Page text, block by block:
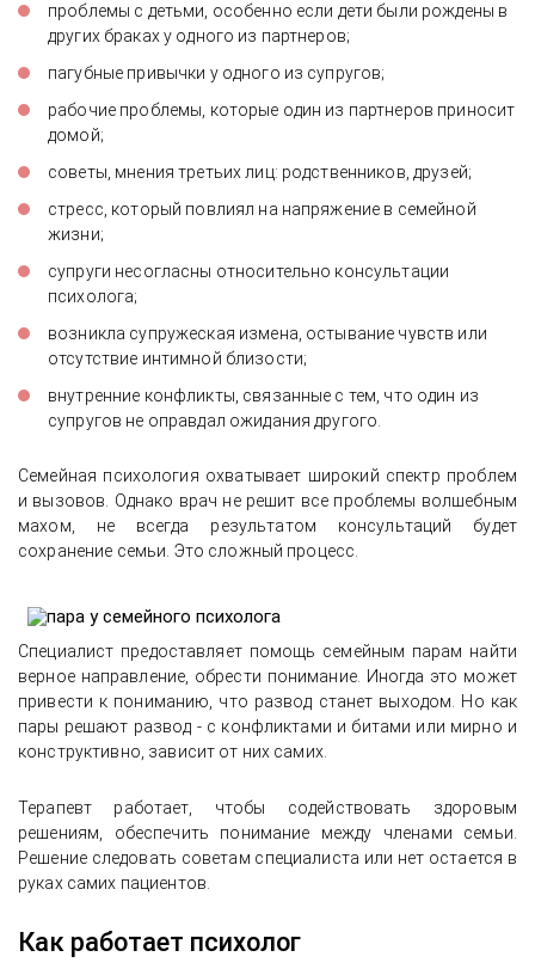
проблемы с детьми, особенно если дети были рождены в
других браках у одного из партнеров;
пагубные привычки у одного из супругов;
рабочие проблемы, которые один из партнеров приносит
домой;
советы, мнения третьих лиц: родственников, друзей;
стресс, который повлиял на напряжение в семейной
жизни;
супруги несогласны относительно консультации
психолога;
возникла супружеская измена, остывание чувств или
отсутствие интимной близости;
внутренние конфликты, связанные с тем, что один из
супругов не оправдал ожидания другого.
Семейная психология охватывает широкий спектр проблем
и вызовов. Однако врач не решит все проблемы волшебным
махом, не всегда результатом консультаций будет
сохранение семьи. Это сложный процесс.
Специалист предоставляет помощь семейным парам найти
верное направление, обрести понимание. Иногда это может
привести к пониманию, что развод станет выходом. Но как
пары решают развод - с конфликтами и битами или мирно и
конструктивно, зависит от них самих.
Терапевт работает, чтобы содействовать здоровым
решениям, обеспечить понимание между членами семьи.
Решение следовать советам специалиста или нет остается в
руках самих пациентов.
Как работает психолог